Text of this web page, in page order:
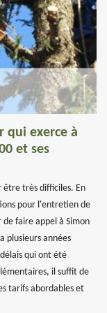
qui exerce à
et ses
être très difficiles. En
pour l'entretien de
de faire appel à Simon
plusieurs années
qui ont été
il suffit de
tarifs abordables et